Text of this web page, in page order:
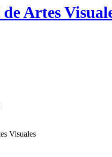
Artes
Visuales